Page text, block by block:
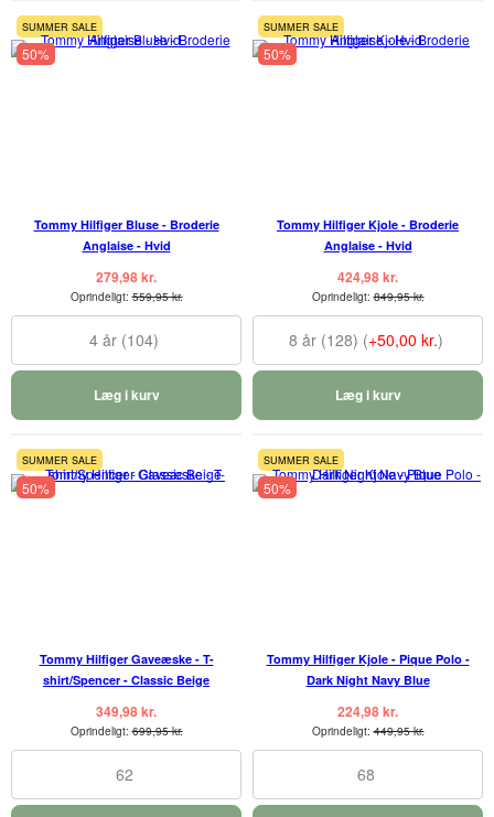
SUMMER SALE
50%
Tommy Hilfiger Bluse - Broderie
Anglaise - Hvid
279,98 kr.
Oprindeligt:559,95 kr.
4 år (104)
Læg i kurv
SUMMER SALE
50%
Tommy Hilfiger Kjole - Broderie
Anglaise - Hvid
424,98 kr.
Oprindeligt:849,95 kr.
8 år (128) (+50,00 kr.)
Læg i kurv
SUMMER SALE
50%
Tommy Hilfiger Gaveæske - T-
shirt/Spencer - Classic Beige
349,98 kr.
Oprindeligt:699,95 kr.
62
SUMMER SALE
50%
Tommy Hilfiger Kjole - Pique Polo -
Dark Night Navy Blue
224,98 kr.
Oprindeligt:449,95 kr.
68